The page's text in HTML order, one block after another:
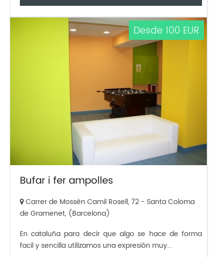
Bufar i fer ampolles
Desde 100 EUR
Carrer de Mossèn Camil Rosell, 72 - Santa Coloma
de Gramenet, (Barcelona)
En cataluña para decir que algo se hace de forma
facil y sencilla utilizamos una expresión muy...